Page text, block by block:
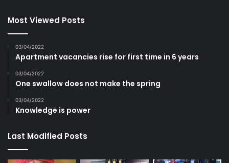
Most Viewed Posts
03/04/2022
Apartment vacancies rise for first time in 6 years
03/04/2022
One swallow does not make the spring
03/04/2022
Knowledge is power
Last Modified Posts